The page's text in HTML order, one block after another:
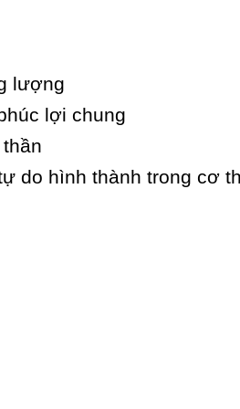
lượng
lợi chung
do hình thành trong cơ